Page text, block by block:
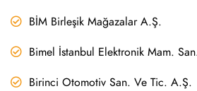
BİM Birleşik Mağazalar A.Ş.
Bimel İstanbul Elektronik Mam.
Birinci Otomotiv San. Ve Tic. A.Ş.